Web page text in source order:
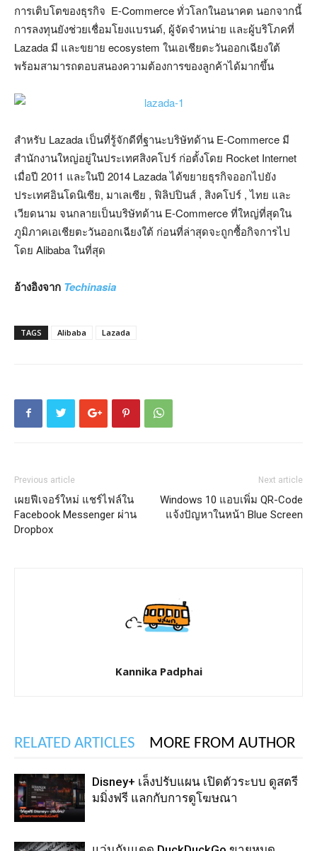
การเติบโตของธุรกิจ E-Commerce ทั่วโลกในอนาคต นอกจากนี้
การลงทุนยังช่วยเชื่อมโยงแบรนด์, ผู้จัดจำหน่าย และผู้บริโภคที่
Lazada มี และขยาย ecosystem ในเอเชียตะวันออกเฉียงใต้
พร้อมสามารถตอบสนองความต้องการของลูกค้าได้มากขึ้น
สำหรับ Lazada เป็นที่รู้จักดีที่ฐานะบริษัทด้าน E-Commerce มี
สำนักงานใหญ่อยู่ในประเทศสิงคโปร์ ก่อตั้งโดย Rocket Internet
เมื่อปี 2011 และในปี 2014 Lazada ได้ขยายธุรกิจออกไปยัง
ประเทศอินโดนิเซีย, มาเลเซีย , ฟิลิปปินส์ , สิงคโปร์ , ไทย และ
เวียดนาม จนกลายเป็นบริษัทด้าน E-Commerce ที่ใหญ่ที่สุดใน
ภูมิภาคเอเชียตะวันออกเฉียงใต้ ก่อนที่ล่าสุดจะถูกซื้อกิจการไป
โดย Alibaba ในที่สุด
อ้างอิงจาก Techinasia
TAGS Alibaba Lazada
Previous article
เผยฟีเจอร์ใหม่ แชร์ไฟล์ใน
Facebook Messenger ผ่าน
Dropbox
Next article
Windows 10 แอบเพิ่ม QR-Code
แจ้งปัญหาในหน้า Blue Screen
Kannika Padphai
RELATED ARTICLES MORE FROM AUTHOR
Disney+ เล็งปรับแผน เปิดตัวระบบ ดูสตรี
มมิ่งฟรี แลกกับการดูโฆษณา